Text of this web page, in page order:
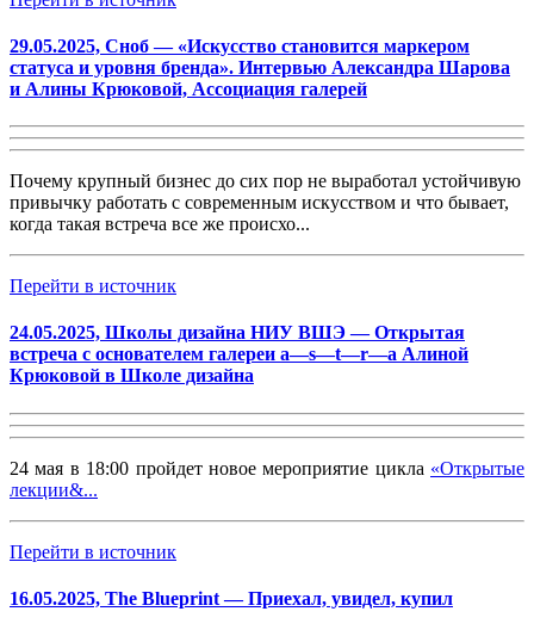
29.05.2025, Сноб — «Искусство становится маркером
статуса и уровня бренда». Интервью Александра Шарова
и Алины Крюковой, Ассоциация галерей
Почему крупный бизнес до сих пор не выработал устойчивую
привычку работать с современным искусством и что бывает,
когда такая встреча все же происхо...
Перейти в источник
24.05.2025, Школы дизайна НИУ ВШЭ — Открытая
встреча с основателем галереи a—s—t—r—a Алиной
Крюковой в Школе дизайна
24 мая в 18:00 пройдет новое мероприятие цикла «Открытые
лекции&...
Перейти в источник
16.05.2025, The Blueprint — Приехал, увидел, купил